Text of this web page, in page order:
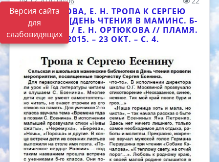
Версия сайта
для
слабовидящих
ОРТЮКОВА, Е. Н. ТРОПА К СЕРГЕЮ
ЕСЕНИНУ : [ДЕНЬ ЧТЕНИЯ В МАМИНС. Б-
КЕ] [ТЕКСТ] / Е. Н. ОРТЮКОВА // ПЛАМЯ.
– 2015. – 23 ОКТ. – С. 4.